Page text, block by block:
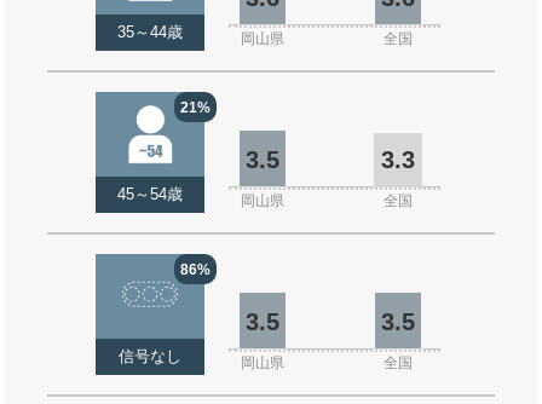
35～44歳 岡山県 全国
21%
45～54歳
3.5 3.3
岡山県 全国
86%
信号なし
3.5 3.5
岡山県 全国